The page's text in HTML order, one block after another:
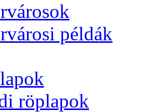
példák
röplapok